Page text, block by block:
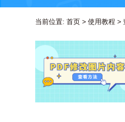
当前位置: 首页 > 使用教程 >